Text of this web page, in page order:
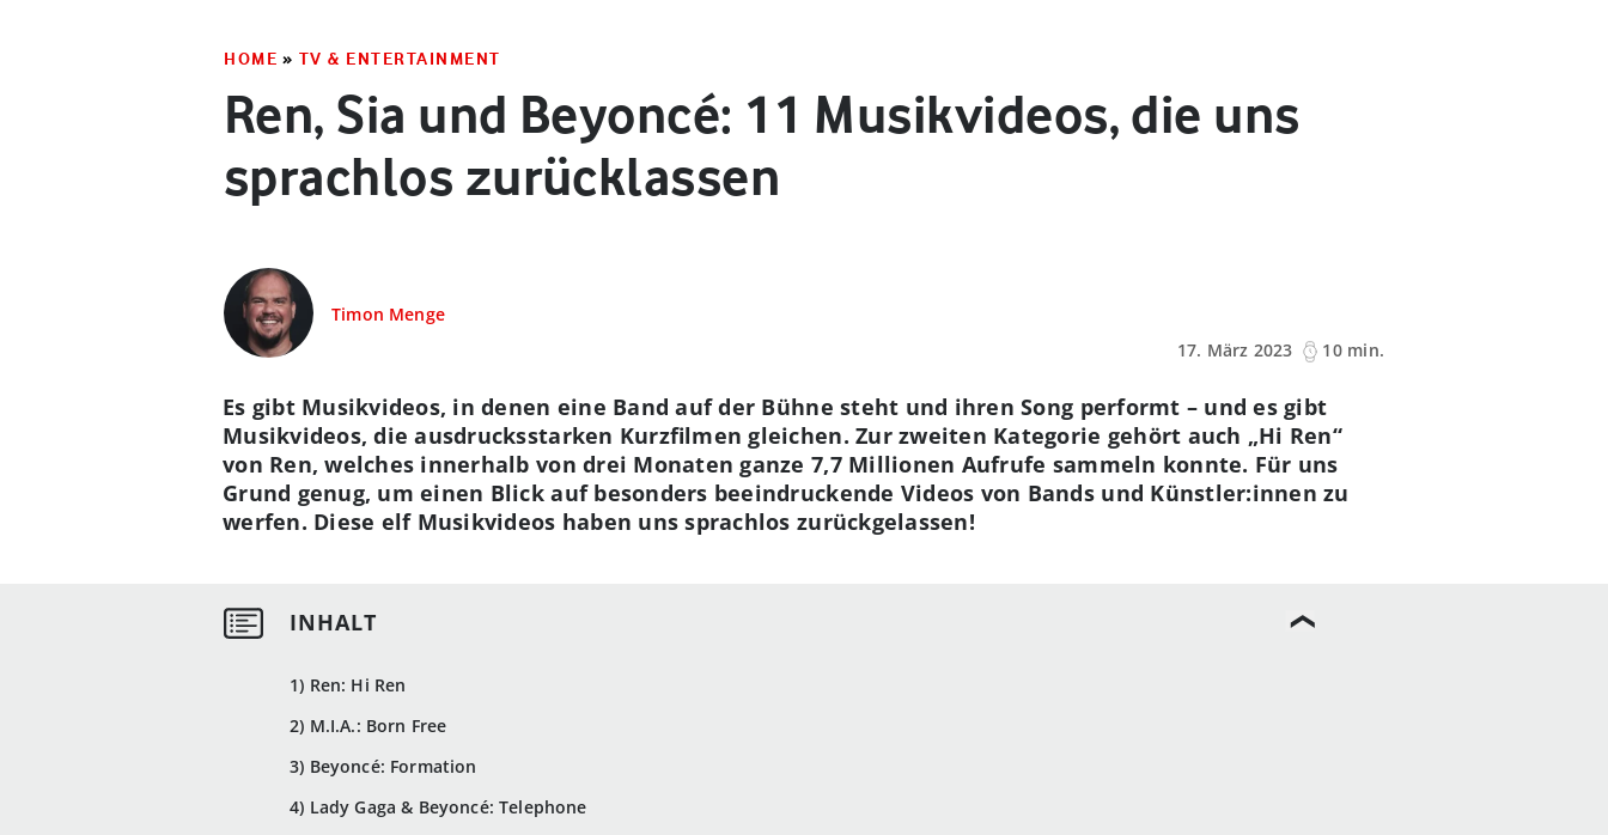
HOME » TV & ENTERTAINMENT
Ren, Sia und Beyoncé: 11 Musikvideos, die uns
sprachlos zurücklassen
Timon Menge
17. März 2023
10 min.
1) Ren: Hi Ren
2) M.I.A.: Born Free
3) Beyoncé: Formation
4) Lady Gaga & Beyoncé: Telephone
Es gibt Musikvideos, in denen eine Band auf der Bühne steht und ihren Song performt – und es gibt
Musikvideos, die ausdrucksstarken Kurzfilmen gleichen. Zur zweiten Kategorie gehört auch „Hi Ren“
von Ren, welches innerhalb von drei Monaten ganze 7,7 Millionen Aufrufe sammeln konnte. Für uns
Grund genug, um einen Blick auf besonders beeindruckende Videos von Bands und Künstler:innen zu
werfen. Diese elf Musikvideos haben uns sprachlos zurückgelassen!